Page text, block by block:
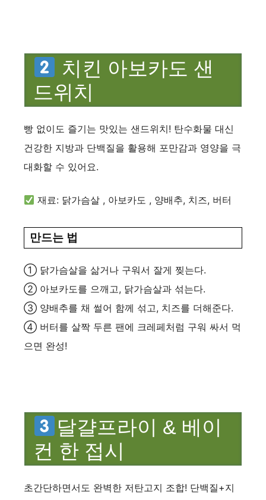
치킨 아보카도 샌
드위치
빵 없이도 즐기는 맛있는 샌드위치! 탄수화물 대신
건강한 지방과 단백질을 활용해 포만감과 영양을 극
대화할 수 있어요.
재료: 닭가슴살 , 아보카도 , 양배추, 치즈, 버터
만드는 법
① 닭가슴살을 삶거나 구워서 잘게 찢는다.
② 아보카도를 으깨고, 닭가슴살과 섞는다.
③ 양배추를 채 썰어 함께 섞고, 치즈를 더해준다.
④ 버터를 살짝 두른 팬에 크레페처럼 구워 싸서 먹
으면 완성!
달걀프라이 & 베이
컨 한 접시
초간단하면서도 완벽한 저탄고지 조합! 단백질+지